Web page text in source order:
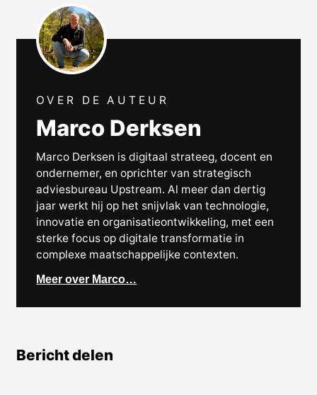
OVER DE AUTEUR
Marco Derksen
Marco Derksen is digitaal strateeg, docent en
ondernemer, en oprichter van strategisch
adviesbureau Upstream. Al meer dan dertig
jaar werkt hij op het snijvlak van technologie,
innovatie en organisatieontwikkeling, met een
sterke focus op digitale transformatie in
complexe maatschappelijke contexten.
Meer over Marco…
Bericht delen